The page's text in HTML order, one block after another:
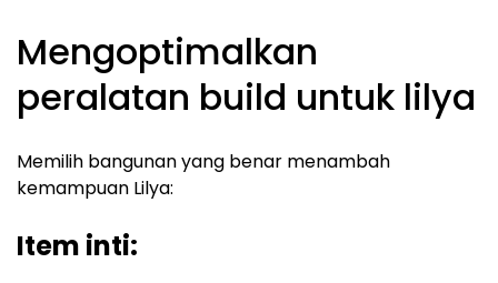
Mengoptimalkan
peralatan build untuk lilya
Memilih bangunan yang benar menambah
kemampuan Lilya:
Item inti: